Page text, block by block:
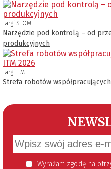
Targi STOM
Narzędzie pod kontrolą – od
produkcyjnych
Targi ITM
Strefa robotów współpracujących
Wyrażam zgodę na otrzymywanie informacji handlowej kierowanej do mnie za pomocą środków komunikacji elektronicznej w szczególności poczty elektronicznej zgodnie z przepisem art. 10 ust 2 ustawy z dnia 18 lipca 2002 roku o